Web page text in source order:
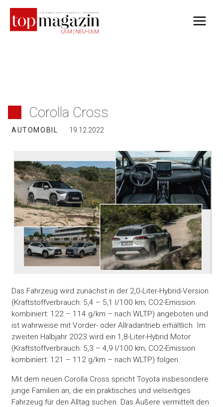
Inhalt
springen
Corolla Cross
AUTOMOBIL 19.12.2022
Das Fahrzeug wird zunächst in der 2,0-Liter-Hybrid-Version
(Kraftstoffverbrauch: 5,4 – 5,1 l/100 km; CO2-Emission
kombiniert: 122 – 114 g/km – nach WLTP) angeboten und
ist wahrweise mit Vorder- oder Allradantrieb erhältlich. Im
zweiten Halbjahr 2023 wird ein 1,8-Liter-Hybrid Motor
(Kraftstoffverbrauch: 5,3 – 4,9 l/100 km; CO2-Emission
kombiniert: 121 – 112 g/km – nach WLTP) folgen.
Mit dem neuen Corolla Cross spricht Toyota insbesondere
junge Familien an, die ein praktisches und vielseitiges
Fahrzeug für den Alltag suchen. Das Äußere vermittelt den